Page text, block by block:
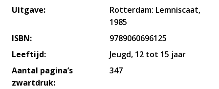
Uitgave:
Rotterdam: Lemniscaat,
1985
ISBN:
9789060696125
Leeftijd:
Jeugd, 12 tot 15 jaar
Aantal pagina’s
zwartdruk:
347